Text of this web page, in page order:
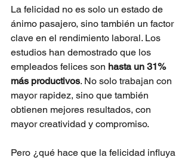
La felicidad no es solo un estado de
ánimo pasajero, sino también un factor
clave en el rendimiento laboral. Los
estudios han demostrado que los
empleados felices son hasta un 31%
más productivos. No solo trabajan con
mayor rapidez, sino que también
obtienen mejores resultados, con
mayor creatividad y compromiso.
Pero ¿qué hace que la felicidad influya